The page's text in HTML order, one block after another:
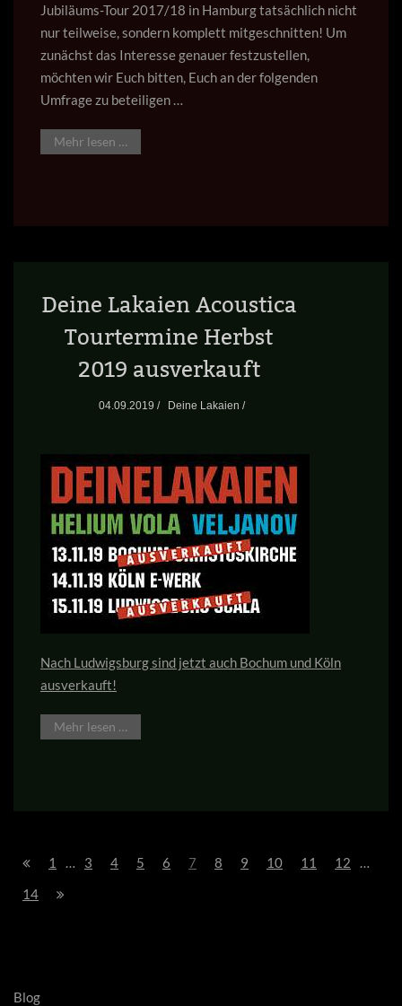
Jubiläums-Tour 2017/18 in Hamburg tatsächlich nicht
nur teilweise, sondern komplett mitgeschnitten! Um
zunächst das Interesse genauer festzustellen,
möchten wir Euch bitten, Euch an der folgenden
Umfrage zu beteiligen …
Mehr lesen …
Deine Lakaien Acoustica
Tourtermine Herbst
2019 ausverkauft
04.09.2019 / Deine Lakaien /
Nach Ludwigsburg sind jetzt auch Bochum und Köln
ausverkauft!
Mehr lesen …
1 … 3 4 5 6 7 8 9 10 11 12
…
14
Blog